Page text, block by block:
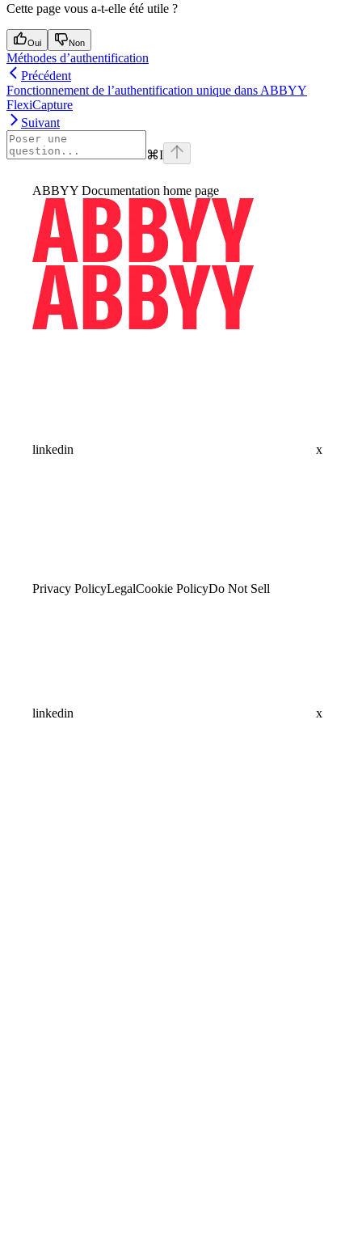
Cette page vous a-t-elle été utile ?
Oui Non
Méthodes d’authentification
Précédent
Fonctionnement de l’authentification unique dans ABBYY
FlexiCapture
Suivant
⌘I
ABBYY Documentation home page
linkedin x
Privacy PolicyLegalCookie PolicyDo Not Sell
linkedin x